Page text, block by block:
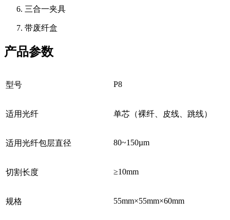
三合一夹具
带废纤盒
产品参数
型号 P8
适用光纤 单芯（裸纤、皮线、跳线）
适用光纤包层直径 80~150µm
切割长度 ≥10mm
规格 55mm×55mm×60mm